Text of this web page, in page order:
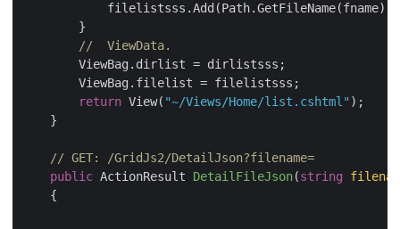
            filelistsss.Add(Path.GetFileName(fname));
        }
//  ViewData.
        ViewBag.dirlist = dirlistsss;
        ViewBag.filelist = filelistsss;
return View( "~/Views/Home/list.cshtml" );
    }
// GET: /GridJs2/DetailJson?filename=
public ActionResult DetailFileJson(string
    {